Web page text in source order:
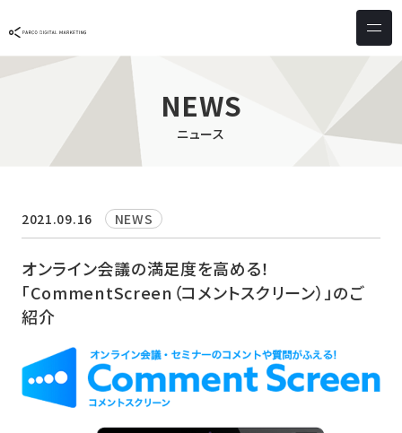
サービス & ソリューション
PICTONA
PDM XR
デジタルサイネージ
しふとん
ウェブアクセシビリティ
店頭
スキルアップ
導入事例
クライアント一覧
NEWS
ニュース
2021.09.16 NEWS
オンライン会議の満足度を高める！
「CommentScreen（コメントスクリーン）」のご
紹介